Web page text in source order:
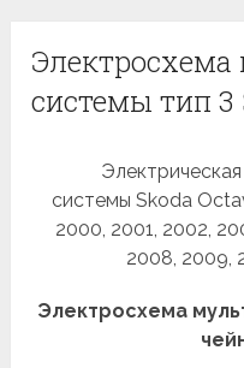
системы тип 3
системы Skoda
2000, 2001, 2002,
2008, 2009,
Электросхема